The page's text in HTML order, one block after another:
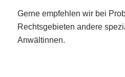
Gerne empfehlen wir bei
Rechtsgebieten andere
Anwältinnen.